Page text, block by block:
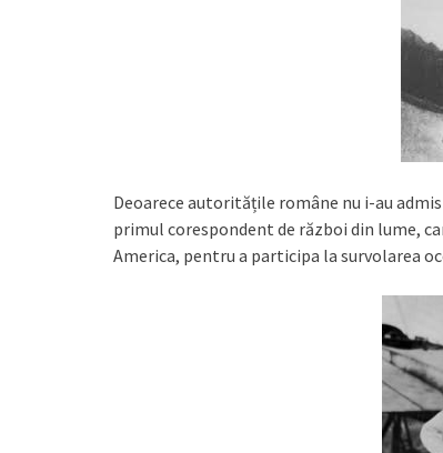
Deoarece autoritățile române nu i-au
primul corespondent de război din lume,
America, pentru a participa la survolarea